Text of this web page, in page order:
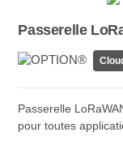
Passerelle
Passerelle
pour toutes